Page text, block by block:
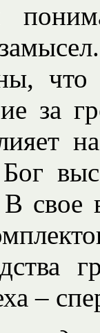
за
свое
–